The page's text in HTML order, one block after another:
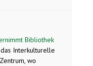
Bibliothek
Interkulturelle
wo